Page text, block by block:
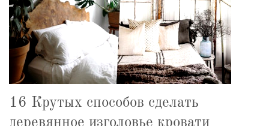
16 Крутых способов сделать
деревянное изголовье кровати